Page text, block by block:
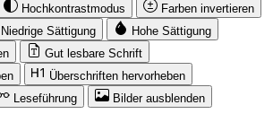
Hochkontrastmodus
Farben invertieren
Niedrige Sättigung
Hohe Sättigung
Gut lesbare Schrift
Überschriften hervorheben
Leseführung
Bilder ausblenden